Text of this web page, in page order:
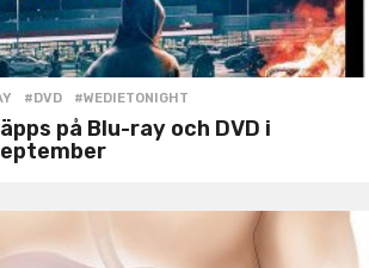
,#DVD ,#WEDIETONIGHT
på Blu-ray och DVD i